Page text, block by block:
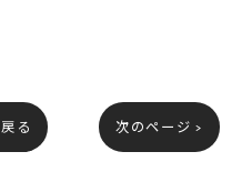
る 次のページ >